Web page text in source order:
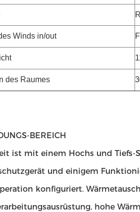
Winds in/out
des Raumes
BEREICH
ist mit einem Hochs und Tiefs-
und einigem
konfiguriert.
hohe